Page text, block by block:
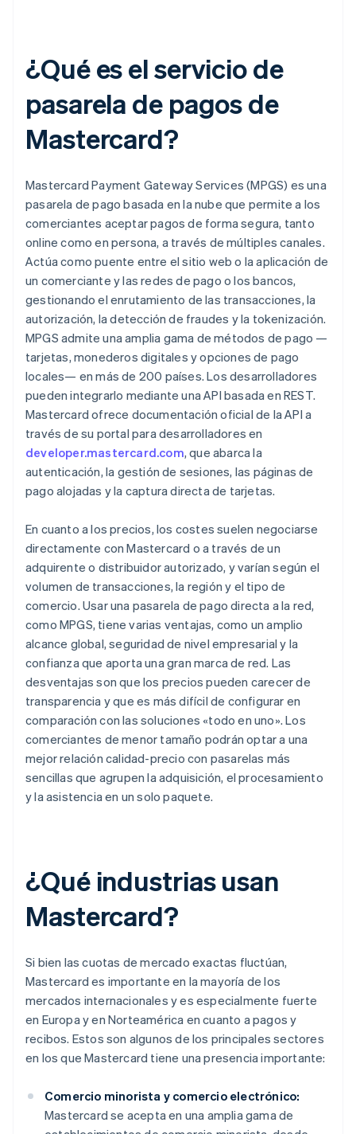
¿Qué es el servicio de
pasarela de pagos de
Mastercard?
Mastercard Payment Gateway Services (MPGS) es una
pasarela de pago basada en la nube que permite a los
comerciantes aceptar pagos de forma segura, tanto
online como en persona, a través de múltiples canales.
Actúa como puente entre el sitio web o la aplicación de
un comerciante y las redes de pago o los bancos,
gestionando el enrutamiento de las transacciones, la
autorización, la detección de fraudes y la tokenización.
MPGS admite una amplia gama de métodos de pago —
tarjetas, monederos digitales y opciones de pago
locales— en más de 200 países. Los desarrolladores
pueden integrarlo mediante una API basada en REST.
Mastercard ofrece documentación oficial de la API a
través de su portal para desarrolladores en
developer.mastercard.com, que abarca la
autenticación, la gestión de sesiones, las páginas de
pago alojadas y la captura directa de tarjetas.
En cuanto a los precios, los costes suelen negociarse
directamente con Mastercard o a través de un
adquirente o distribuidor autorizado, y varían según el
volumen de transacciones, la región y el tipo de
comercio. Usar una pasarela de pago directa a la red,
como MPGS, tiene varias ventajas, como un amplio
alcance global, seguridad de nivel empresarial y la
confianza que aporta una gran marca de red. Las
desventajas son que los precios pueden carecer de
transparencia y que es más difícil de configurar en
comparación con las soluciones «todo en uno». Los
comerciantes de menor tamaño podrán optar a una
mejor relación calidad-precio con pasarelas más
sencillas que agrupen la adquisición, el procesamiento
y la asistencia en un solo paquete.
¿Qué industrias usan
Mastercard?
Si bien las cuotas de mercado exactas fluctúan,
Mastercard es importante en la mayoría de los
mercados internacionales y es especialmente fuerte
en Europa y en Norteamérica en cuanto a pagos y
recibos. Estos son algunos de los principales sectores
en los que Mastercard tiene una presencia importante:
Comercio minorista y comercio electrónico:
Mastercard se acepta en una amplia gama de